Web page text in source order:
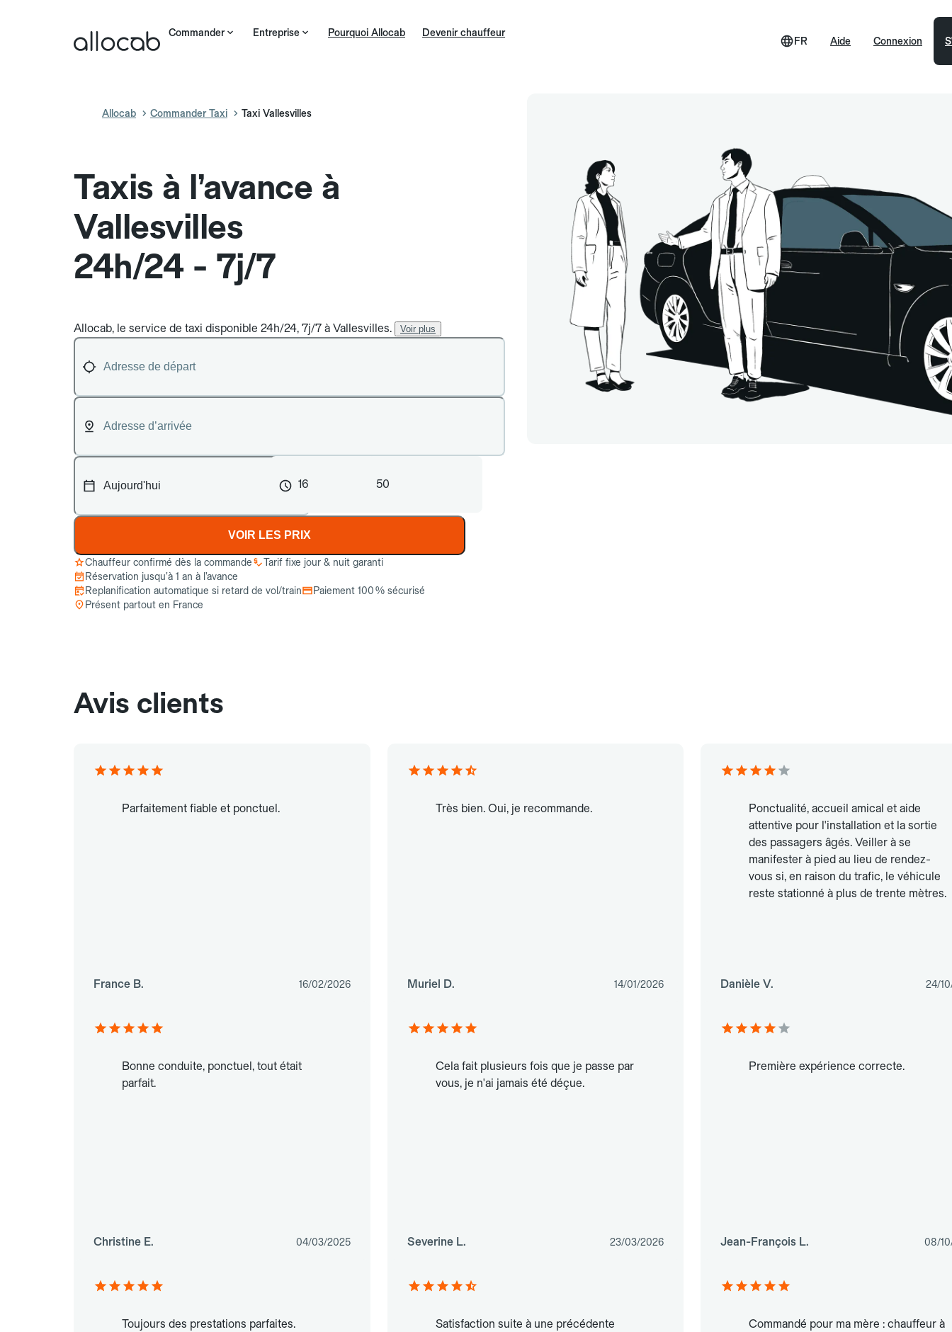
Commander Entreprise Pourquoi Allocab Devenir chauffeur
Aide
FR Connexion
Allocab Commander Taxi Taxi Vallesvilles
Taxis à l’avance à
Vallesvilles
24h/24 - 7j/7
Allocab, le service de taxi disponible 24h/24, 7j/7 à Vallesvilles. Voir plus
16 50
VOIR LES PRIX
Chauffeur confirmé dès la commande
Tarif fixe jour & nuit garanti
Réservation jusqu’à 1 an à l’avance
Replanification automatique si retard de vol/train
Paiement 100 % sécurisé
Présent partout en France
Avis clients
Parfaitement fiable et ponctuel.
France B. 16/02/2026
Très bien. Oui, je recommande.
Muriel D. 14/01/2026
Ponctualité, accueil amical et aide
attentive pour l'installation et la sortie
des passagers âgés. Veiller à se
manifester à pied au lieu de rendez-
vous si, en raison du trafic, le véhicule
reste stationné à plus de trente mètres.
Danièle V. 24/
Bonne conduite, ponctuel, tout était
parfait.
Christine E. 04/03/2025
Cela fait plusieurs fois que je passe par
vous, je n'ai jamais été déçue.
Severine L. 23/03/2026
Première expérience correcte.
Jean-François L. 08/
Toujours des prestations parfaites.
Satisfaction suite à une précédente
Commandé pour ma mère : chauffeur à